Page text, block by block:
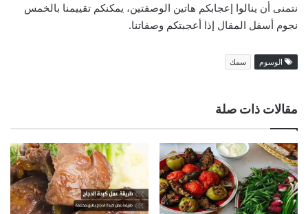
نتمنى أن ينالوا إعجابكم هاتين الوصفتين، يمكنكم تقييمنا بالخمس
نجوم أسفل المقال إذا أعجبتكم وصفاتنا.
الوسوم سمك
مقالات ذات صلة